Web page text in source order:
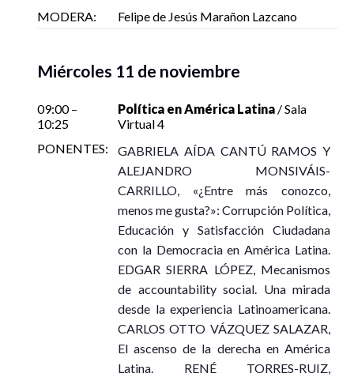
Miércoles 11 de noviembre, 17:00 – 17:45
Mujeres en las Universidades Iberoamericanas: la
búsqueda de la necesaria conciliación trabajo-familia
Autores: Liliana Ibeth Castañeda Rentería, Karla Alejandra
Contreras Tinoco y María Felícitas Parga Jiménez
(Coordinadoras)
Presentadora: Patricia Rodríguez
Modera: Liliana Ibeth Castañeda Rentería
Jueves 12 de noviembre, 12:30 – 13:15
Sala de Presentaciones de Libros
MODERA: Felipe de Jesús Marañon Lazcano
Miércoles 11 de noviembre
09:00 –
10:25
Política en América Latina / Sala
Virtual 4
PONENTES:
GABRIELA AÍDA CANTÚ RAMOS Y
ALEJANDRO MONSIVÁIS-
CARRILLO, «¿Entre más conozco,
menos me gusta?»: Corrupción Política,
Educación y Satisfacción Ciudadana
con la Democracia en América Latina.
EDGAR SIERRA LÓPEZ, Mecanismos
de accountability social. Una mirada
desde la experiencia Latinoamericana.
CARLOS OTTO VÁZQUEZ SALAZAR,
El ascenso de la derecha en América
Latina. RENÉ TORRES-RUIZ,